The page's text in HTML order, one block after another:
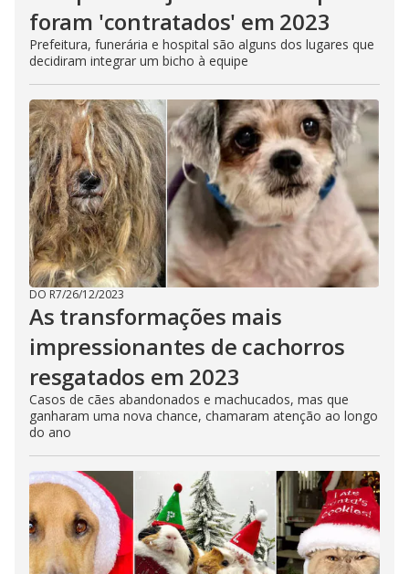
foram 'contratados' em 2023
Prefeitura, funerária e hospital são alguns dos lugares que
decidiram integrar um bicho à equipe
DO R7/26/12/2023
As transformações mais
impressionantes de cachorros
resgatados em 2023
Casos de cães abandonados e machucados, mas que
ganharam uma nova chance, chamaram atenção ao longo
do ano